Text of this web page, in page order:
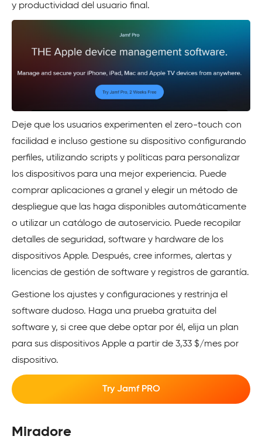
y productividad del usuario final.
Deje que los usuarios experimenten el zero-touch con
facilidad e incluso gestione su dispositivo configurando
perfiles, utilizando scripts y políticas para personalizar
los dispositivos para una mejor experiencia. Puede
comprar aplicaciones a granel y elegir un método de
despliegue que las haga disponibles automáticamente
o utilizar un catálogo de autoservicio. Puede recopilar
detalles de seguridad, software y hardware de los
dispositivos Apple. Después, cree informes, alertas y
licencias de gestión de software y registros de garantía.
Gestione los ajustes y configuraciones y restrinja el
software dudoso. Haga una prueba gratuita del
software y, si cree que debe optar por él, elija un plan
para sus dispositivos Apple a partir de 3,33 $/mes por
dispositivo.
Try Jamf PRO
Miradore